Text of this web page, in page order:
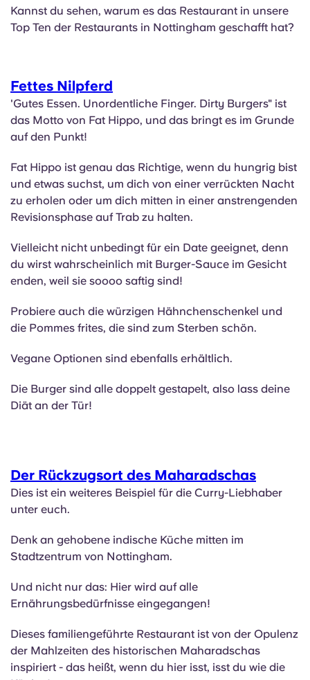
Kannst du sehen, warum es das Restaurant in unsere
Top Ten der Restaurants in Nottingham geschafft hat?
Fettes Nilpferd
'Gutes Essen. Unordentliche Finger. Dirty Burgers" ist
das Motto von Fat Hippo, und das bringt es im Grunde
auf den Punkt!
Fat Hippo ist genau das Richtige, wenn du hungrig bist
und etwas suchst, um dich von einer verrückten Nacht
zu erholen oder um dich mitten in einer anstrengenden
Revisionsphase auf Trab zu halten.
Vielleicht nicht unbedingt für ein Date geeignet, denn
du wirst wahrscheinlich mit Burger-Sauce im Gesicht
enden, weil sie soooo saftig sind!
Probiere auch die würzigen Hähnchenschenkel und
die Pommes frites, die sind zum Sterben schön.
Vegane Optionen sind ebenfalls erhältlich.
Die Burger sind alle doppelt gestapelt, also lass deine
Diät an der Tür!
Der Rückzugsort des Maharadschas
Dies ist ein weiteres Beispiel für die Curry-Liebhaber
unter euch.
Denk an gehobene indische Küche mitten im
Stadtzentrum von Nottingham.
Und nicht nur das: Hier wird auf alle
Ernährungsbedürfnisse eingegangen!
Dieses familiengeführte Restaurant ist von der Opulenz
der Mahlzeiten des historischen Maharadschas
inspiriert - das heißt, wenn du hier isst, isst du wie die